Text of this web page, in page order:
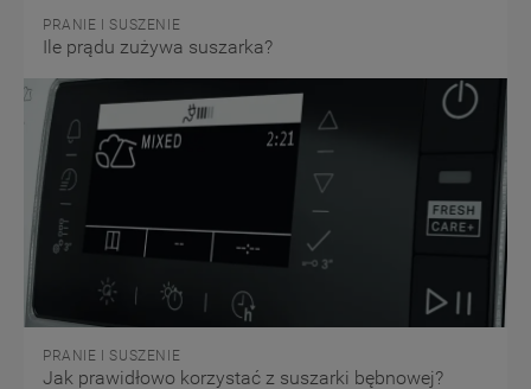
PRANIE I SUSZENIE
Ile prądu zużywa suszarka?
PRANIE I SUSZENIE
Jak prawidłowo korzystać z suszarki bębnowej?